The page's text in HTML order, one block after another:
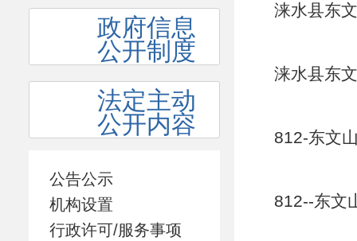
政府信息
公开制度
法定主动
公开内容
公告公示
机构设置
行政许可/服务事项
涞水县东
涞水县东
812-东文
812--东文